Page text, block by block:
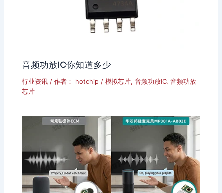
音频功放IC你知道多少
行业资讯 / 作者： hotchip /模拟芯片,音频功放IC,音频功放
芯片